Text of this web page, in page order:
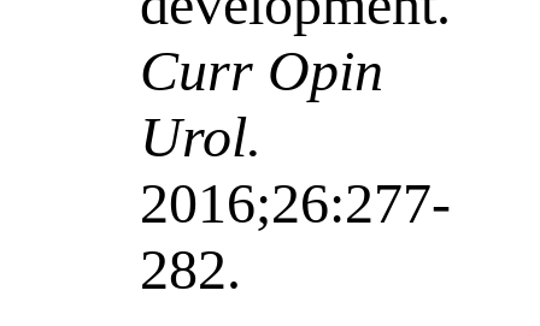
Curr Opin
Urol.
2016;26:277-
282.